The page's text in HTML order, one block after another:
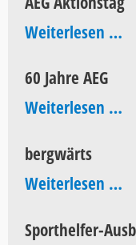
Weiterlesen …AEG
60 Jahre AEG
Weiterlesen …60
bergwärts
Weiterlesen …
Sporthelfer-